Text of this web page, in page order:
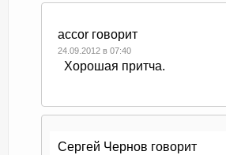
accor говорит
24.09.2012 в 07:40
Хорошая притча.
Сергей Чернов говорит